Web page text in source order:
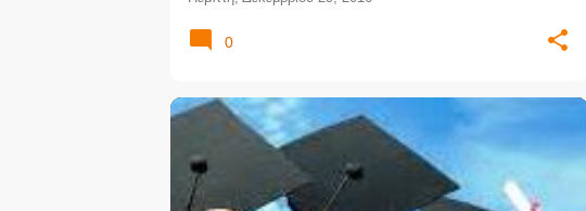
0
ΝΟΜΙΚΈΣ ΣΠΟΥΔΈΣ ΝΟΜΙΚΉ ΑΘΗΝΏΝ